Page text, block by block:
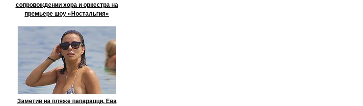
сопровождении хора и оркестра на
премьере шоу «Ностальгия»
Заметив на пляже папарацци, Ева